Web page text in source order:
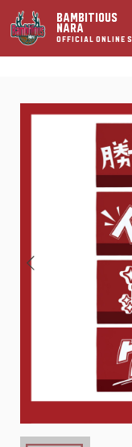
BAMBITIOUS
NARA
OFFICIAL ONLINE